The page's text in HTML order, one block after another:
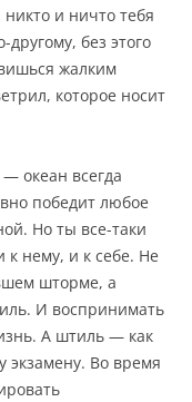
и ничто тебя
без этого
жалким
которое носит
океан всегда
победит любое
Но ты все-таки
к нему, и к себе. Не
шторме, а
И воспринимать
А штиль — как
экзамену. Во время